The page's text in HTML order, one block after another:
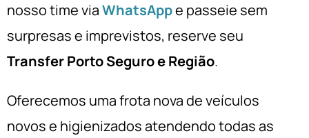
nosso time viaWhatsAppe passeie sem
surpresas e imprevistos, reserve seu
Transfer Porto Seguro e Região.
Oferecemos uma frota nova de veículos
novos e higienizados atendendo todas as